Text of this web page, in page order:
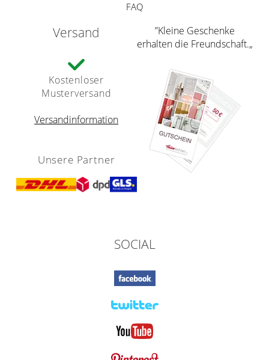
FAQ
Versand
Kostenloser
Musterversand
Versandinformation
Unsere Partner
”Kleine Geschenke
erhalten die Freundschaft.„
SOCIAL